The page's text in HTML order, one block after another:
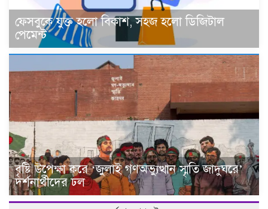
ফেসবুকে যুক্ত হলো বিকাশ, সহজ হলো ডিজিটাল
পেমেন্ট
বৃষ্টি উপেক্ষা করে ‘জুলাই গণঅভ্যুত্থান স্মৃতি জাদুঘরে’
দর্শনার্থীদের ঢল